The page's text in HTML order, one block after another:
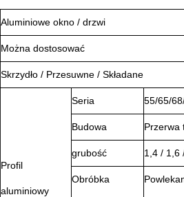
Aluminiowe okno / drzwi
Można dostosować
Skrzydło / Przesuwne / Składane
Profil
aluminiowy
Seria 55/65/
Budowa Przerwa
grubość 1,4 / 1,6
Obróbka